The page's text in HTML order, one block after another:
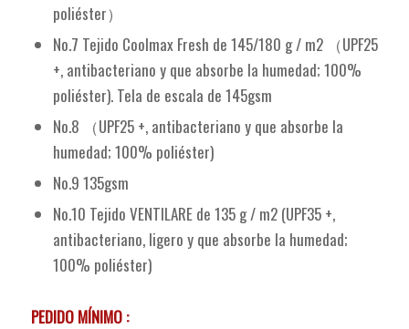
poliéster）
No.7 Tejido Coolmax Fresh de 145/180 g / m2 （UPF25
+, antibacteriano y que absorbe la humedad; 100%
poliéster). Tela de escala de 145gsm
No.8 （UPF25 +, antibacteriano y que absorbe la
humedad; 100% poliéster)
No.9 135gsm
No.10 Tejido VENTILARE de 135 g / m2 (UPF35 +,
antibacteriano, ligero y que absorbe la humedad;
100% poliéster)
PEDIDO MÍNIMO :